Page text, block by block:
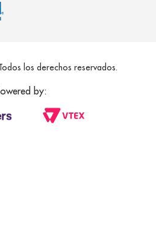
los derechos reservados.
by: